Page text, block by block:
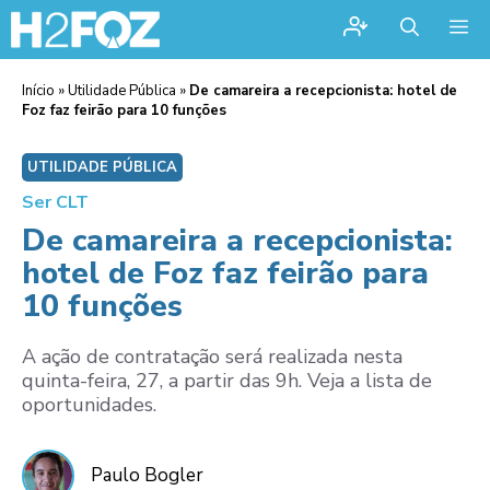
Início »Utilidade Pública » De camareira a recepcionista: hotel de
Foz faz feirão para 10 funções
UTILIDADE PÚBLICA
Ser CLT
De camareira a recepcionista:
hotel de Foz faz feirão para
10 funções
A ação de contratação será realizada nesta
quinta-feira, 27, a partir das 9h. Veja a lista de
oportunidades.
Paulo Bogler